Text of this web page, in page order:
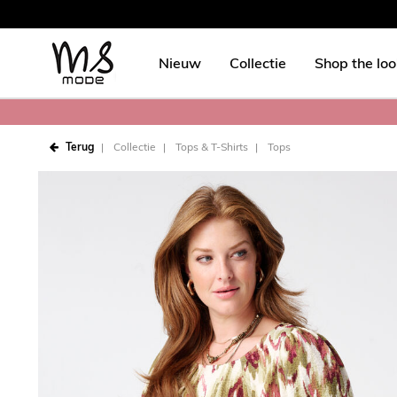
Nieuw Collectie Shop the
Terug Collectie Tops & T-Shirts Tops